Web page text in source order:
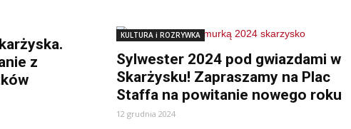
z
KULTURA i ROZRYWKA
Sylwester 2024 pod gwiazdami w
Skarżysku! Zapraszamy na Plac
Staffa na powitanie nowego roku
12 grudnia 2024